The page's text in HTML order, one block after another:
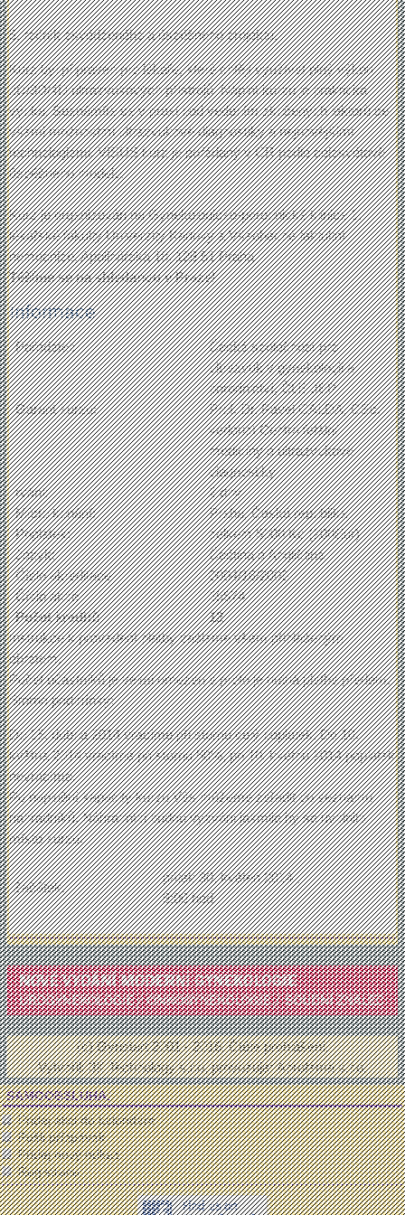
SAMOOBSLUHA:
Přidej akci do kalendáře
Pošli příspěvek
Přidej nový odkaz
Registrace
5. ročník osvědčeného a úspěšného projektu.
Kurz byl připraven pro lékaře, které chtějí využívat plný výkon
2D/3D/4D ultrazvukových přístrojů. Náplní kurzu je praktická
výuka. Seznámíte se v praxi pod vedením zkušených lektorů se
všemi možnostmi ultrazvukové diagnostiky a nejnovějšími
technologiemi. VISUS kurz je pořádaný v ČR podle celosvětově
úspěšného modelu.
Kurz je organizován na Gynekologicko-porodnické klinice 1.
lékařské fakulty Univerzity Karlovy a Všeobecné faktultní
nemocnice, Apolinářská 18, 128 51 Praha
Těšíme se na shledanou v Praze!
Informace
Pořadatel:
Česká společnost pro
ultrazvuk v gynekologii a
porodnictví, ČLE JEP
Garant kurzu:
Prof. Dr. Pavel CALDA, CSc.
vedoucí Centra fetální
medicíny a ultrazvukové
diagnostiky
rvání:
2 dny
Místo konání:
Praha, Česká republika
Poplatek:
celkem 5000 Kč (200Eur)
Jazyk:
Čeština a Angličtina
Číslo akreditace
0004/16/2006
Číslo akce
35574
Počet kreditů
12
Instrukce k provedení platby zašleme všem přihlášeným
obratem.
Počet účastníků je velmi omezen a proto je nutná platba předem.
Storno podmínky:
Do 15. dubna 2014 vracíme při stornu celý poplatek. Do 10.
května 2014 vracíme při stornu 50%, po 10. květnu 2014 poplatek
nevracíme.
Po naplnění kapacity kurzu Vás můžeme zařadit do seznamu
náhradníků. Náhradníci budou vyzváni jakmile by se uvolnilo
místo kurzu.
Začátek:
pátek 30. květen 2014 ,
9:00 hod
(c) Gynstart 2001 - 2016.Čtěte prohlášení.
Vytvořil:3K Technology s.r.o, provozuje:Aprofema s.r.o.